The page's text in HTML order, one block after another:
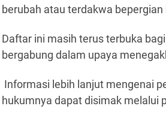
berubah atau terdakwa bepergian
Daftar ini masih terus terbuka
bergabung dalam upaya
Informasi lebih lanjut mengenai
hukumnya dapat disimak melalui